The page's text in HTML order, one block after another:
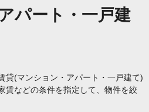
パート・一戸建
貸(マンション・アパート・一戸建て)
賃などの条件を指定して、物件を絞